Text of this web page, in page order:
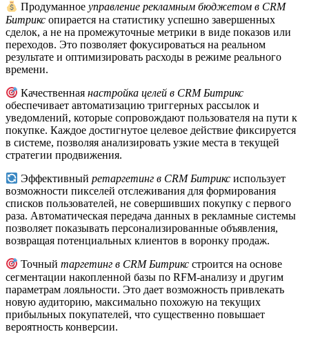
Продуманноеуправление рекламным бюджетом в CRM
Битрикс опирается на статистику успешно завершенных
сделок, а не на промежуточные метрики в виде показов или
переходов. Это позволяет фокусироваться на реальном
результате и оптимизировать расходы в режиме реального
времени.
Качественнаянастройка целей в CRM Битрикс
обеспечивает автоматизацию триггерных рассылок и
уведомлений, которые сопровождают пользователя на пути к
покупке. Каждое достигнутое целевое действие фиксируется
в системе, позволяя анализировать узкие места в текущей
стратегии продвижения.
Эффективныйретаргетинг в CRM Битрикс использует
возможности пикселей отслеживания для формирования
списков пользователей, не совершивших покупку с первого
раза. Автоматическая передача данных в рекламные системы
позволяет показывать персонализированные объявления,
возвращая потенциальных клиентов в воронку продаж.
Точныйтаргетинг в CRM Битрикс строится на основе
сегментации накопленной базы по RFM-анализу и другим
параметрам лояльности. Это дает возможность привлекать
новую аудиторию, максимально похожую на текущих
прибыльных покупателей, что существенно повышает
вероятность конверсии.